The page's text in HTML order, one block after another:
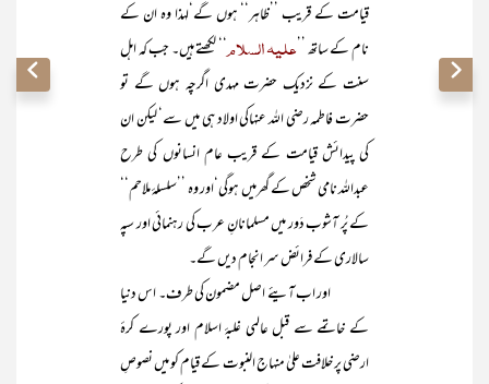
قیامت کے قریب ’’ظاہر‘‘ ہوں گے‘لہذا وہ ان کے
نام کے ساتھ ’’ علیہ السلام‘‘ لکھتے ہیں۔ جب کہ اہل
سنت کے نزدیک حضرت مہدی اگرچہ ہوں گے تو
حضرت فاطمہ رضی اللہ عنہاکی اولاد ہی میں سے‘ لیکن ان
کی پیدائش قیامت کے قریب عام انسانوں کی طرح
عبداللہ نامی شخص کے گھرمیں ہوگی‘اور وہ ’’سلسلۂ ملاحم‘‘
کے پُر آشوب دَور میں مسلمانانِ عرب کی رہنمائی اور سپہ
سالاری کے فرائض سر انجام دیں گے۔
اور اب آیئے اصل مضمون کی طرف۔ اس دنیا
کے خاتمے سے قبل عالمی غلبۂ اسلام اور پورے کرۂ
ارضی پر خلافت علیٰ منہاج النبوت کے قیام کو میں نصوصِ